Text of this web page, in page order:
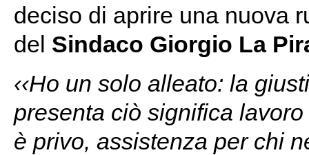
deciso di aprire una nuova
del Sindaco Giorgio La
‹‹Ho un solo alleato: la
presenta ciò significa
è privo, assistenza per chi